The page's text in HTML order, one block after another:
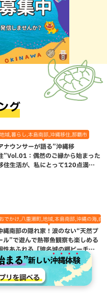
グ
地域,暮らし,本島南部,沖縄移住,那覇市
ナウンサーが語る”沖縄移
”Vol.01：偶然のご縁から始まった
住生活が、私にとって120点満点
おでかけ,八重瀬町,地域,本島南部,沖縄の海,自
縄南部の隠れ家！波のない“天然プ
ル”で遊んで熱帯魚観察も楽しめる
性あふれる「玻名城の郷ビーチ」
八重瀬町）